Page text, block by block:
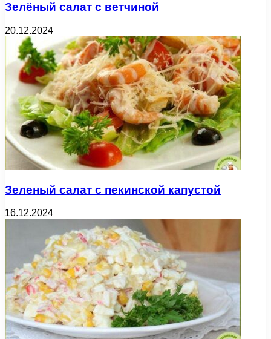
Зелёный салат с ветчиной
20.12.2024
Зеленый салат с пекинской капустой
16.12.2024